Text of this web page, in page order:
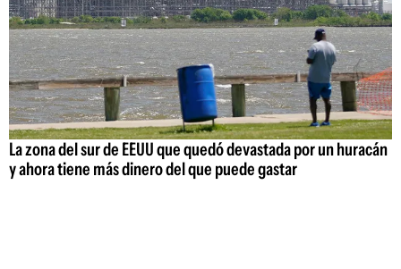
La zona del sur de EEUU que quedó devastada por un huracán
y ahora tiene más dinero del que puede gastar